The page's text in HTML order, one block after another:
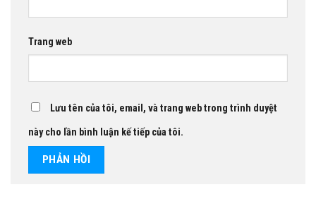
Trang web
Lưu tên của tôi, email, và trang web trong trình duyệt
này cho lần bình luận kế tiếp của tôi.